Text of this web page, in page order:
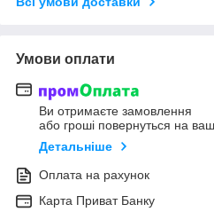
Умови оплати
Ви отримаєте замовлення
або гроші повернуться на
Детальніше
Оплата на рахунок
Карта Приват Банку